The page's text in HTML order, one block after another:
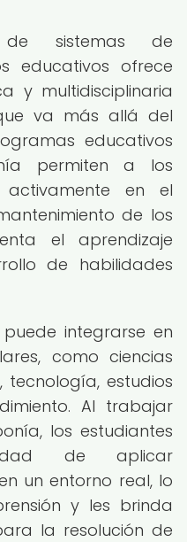
de sistemas de
educativos ofrece
y multidisciplinaria
va más allá del
educativos
permiten a los
activamente en el
de los
el aprendizaje
de habilidades
integrarse en
como ciencias
tecnología, estudios
Al trabajar
los estudiantes
de aplicar
un entorno real, lo
y les brinda
la resolución de